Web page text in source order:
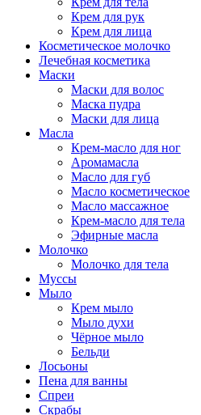
Крем для рук
Крем для лица
Косметическое молочко
Лечебная косметика
Маски
Маски для волос
Маска пудра
Маски для лица
Масла
Крем-масло для ног
Аромамасла
Масло для губ
Масло косметическое
Масло массажное
Крем-масло для тела
Эфирные масла
Молочко
Молочко для тела
Муссы
Мыло
Крем мыло
Мыло духи
Чёрное мыло
Бельди
Лосьоны
Пена для ванны
Спреи
Скрабы